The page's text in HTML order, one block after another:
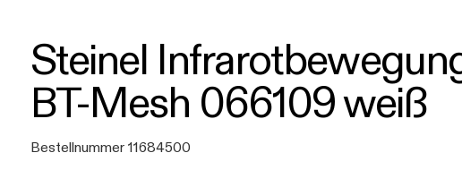
Steinel
BT-Mesh 066109 weiß
Bestellnummer 11684500